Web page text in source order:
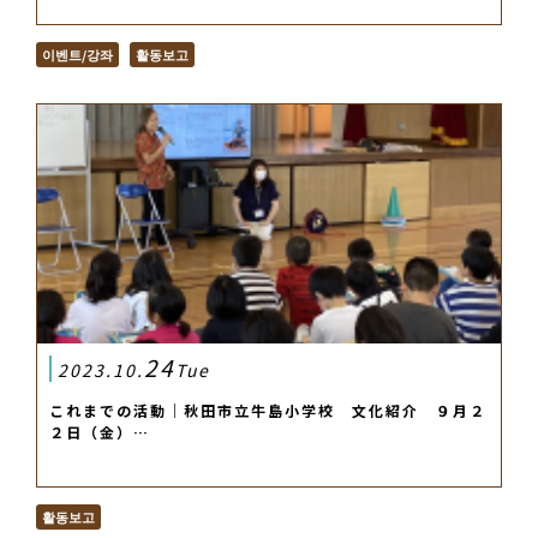
이벤트/강좌 활동보고
2023.10. 24Tue
これまでの活動｜秋田市立牛島小学校 文化紹介 ９月２
２日（金）…
활동보고